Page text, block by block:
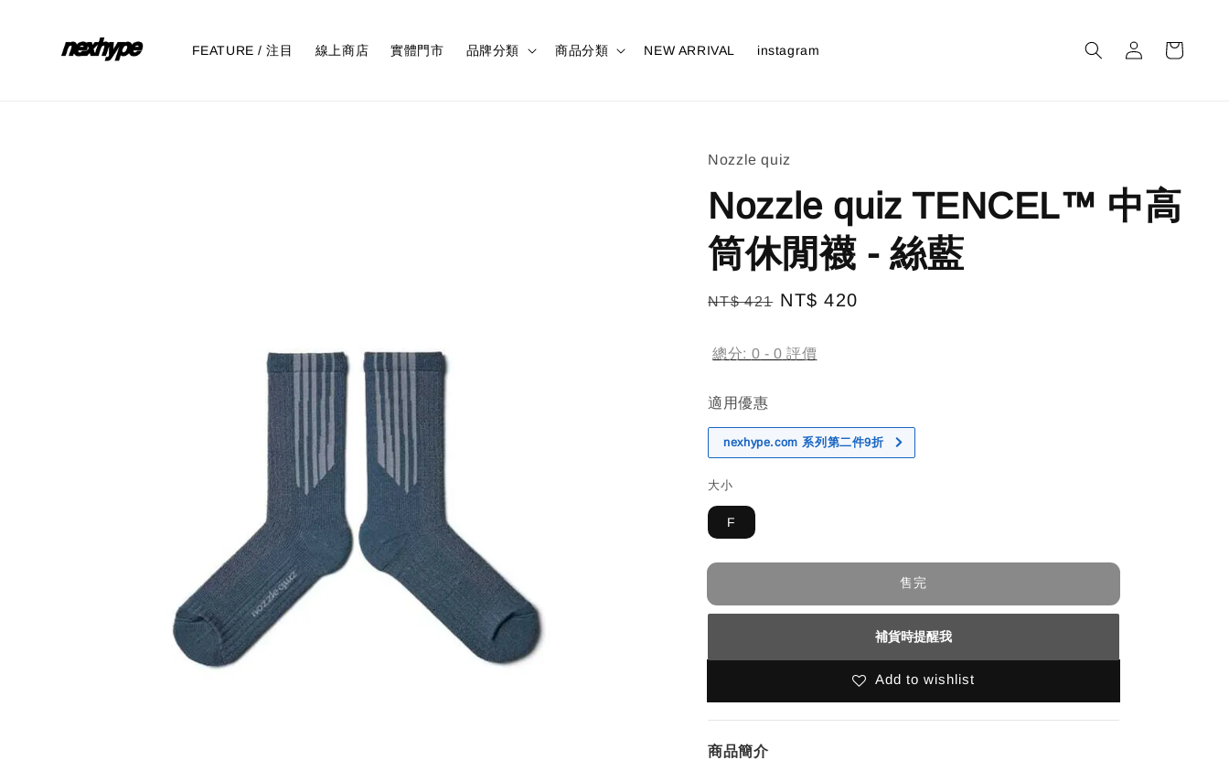
FEATURE / 注目 線上商店 實體門市 品牌分類 商品分類 NEW ARRIVAL instagram
Nozzle quiz
Nozzle quiz TENCEL™ 中高
筒休閒襪 - 絲藍
Regular
NT$ 421 Sale
NT$ 420
總分: 0 -0 評價
適用優惠
nexhype.com 系列第二件9折
大小
F
售完
補貨時提醒我
Add to wishlist
商品簡介